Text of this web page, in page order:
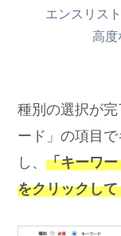
エンスリス
高度
種別の選択が
ード」の項目
し、「キーワ
をクリックして